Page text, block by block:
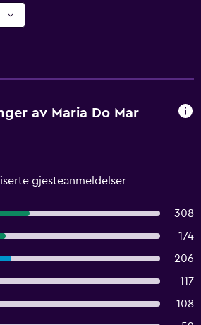
av Maria Do Mar
gjesteanmeldelser
308
174
206
117
108